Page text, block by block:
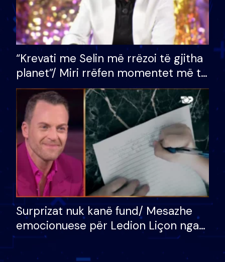
“Krevati me Selin më rrëzoi të gjitha
planet”/ Miri rrëfen momentet më të
bukura në shtëpinë e BB VIP: Do më
mungojë zilja e mëngjesit kur…
Surprizat nuk kanë fund/ Mesazhe
emocionuese për Ledion Liçon nga
nëna dhe fëmijët e tij, moderatori
nuk i mban dot lotët: Nuk meritoj…